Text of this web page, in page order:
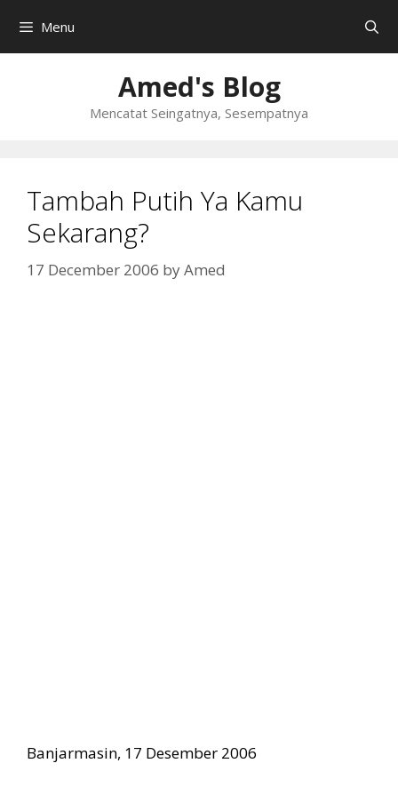
content
Menu
Amed's Blog
Mencatat Seingatnya, Sesempatnya
Tambah Putih Ya Kamu
Sekarang?
17 December 2006 byAmed
Banjarmasin, 17 Desember 2006